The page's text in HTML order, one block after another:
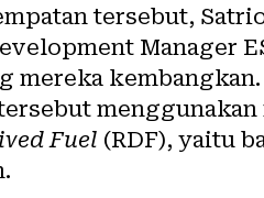
tersebut,
Manager
mereka kembangkan.
Fuel (RDF), yaitu